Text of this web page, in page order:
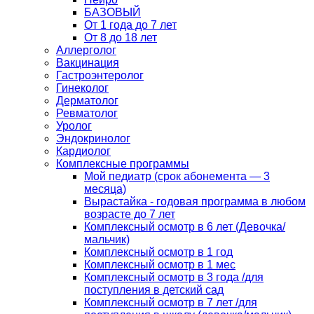
БАЗОВЫЙ
От 1 года до 7 лет
От 8 до 18 лет
Аллерголог
Вакцинация
Гастроэнтеролог
Гинеколог
Дерматолог
Ревматолог
Уролог
Эндокринолог
Кардиолог
Комплексные программы
Мой педиатр (срок абонемента — 3
месяца)
Вырастайка - годовая программа в любом
возрасте до 7 лет
Комплексный осмотр в 6 лет (Девочка/
мальчик)
Комплексный осмотр в 1 год
Комплексный осмотр в 1 мес
Комплексный осмотр в 3 года /для
поступления в детский сад
Комплексный осмотр в 7 лет /для